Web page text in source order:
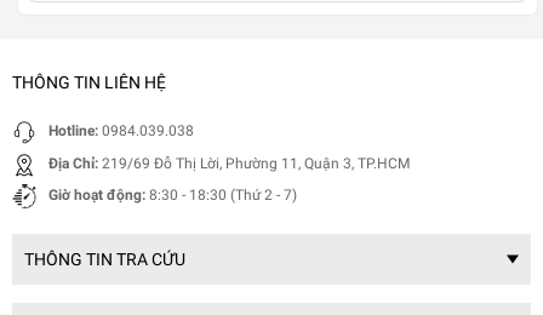
THÔNG TIN LIÊN HỆ
Hotline: 0984.039.038
Địa Chỉ: 219/69 Đỗ Thị Lời, Phường 11, Quận 3, TP.HCM
Giờ hoạt động: 8:30 - 18:30 (Thứ 2 - 7)
THÔNG TIN TRA CỨU